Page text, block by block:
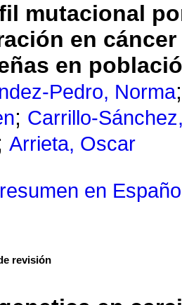
mutacional
en
en
Pedro, Norma
; Carrillo-
Arrieta, Oscar
resumen en
revisión